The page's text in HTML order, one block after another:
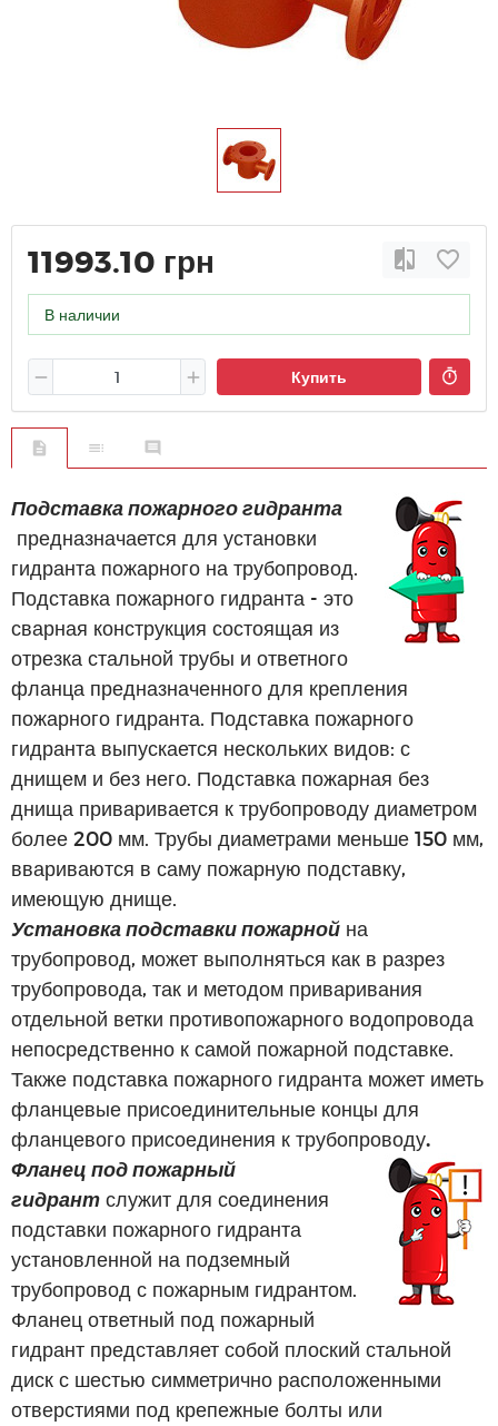
11993.10 грн
В наличии
Купить
Подставка пожарного гидранта
предназначается для установки
гидранта пожарного на трубопровод.
Подставка пожарного гидранта - это
сварная конструкция состоящая из
отрезка стальной трубы и ответного
фланца предназначенного для крепления
пожарного гидранта. Подставка пожарного
гидранта выпускается нескольких видов: с
днищем и без него. Подставка пожарная без
днища приваривается к трубопроводу диаметром
более 200 мм. Трубы диаметрами меньше 150 мм,
ввариваются в саму пожарную подставку,
имеющую днище.
Установка подставки пожарной на
трубопровод, может выполняться как в разрез
трубопровода, так и методом приваривания
отдельной ветки противопожарного водопровода
непосредственно к самой пожарной подставке.
Также подставка пожарного гидранта может иметь
фланцевые присоединительные концы для
фланцевого присоединения к трубопроводу.
Фланец под пожарный
гидрант служит для соединения
подставки пожарного гидранта
установленной на подземный
трубопровод с пожарным гидрантом.
Фланец ответный под пожарный
гидрант представляет собой плоский стальной
диск с шестью симметрично расположенными
отверстиями под крепежные болты или